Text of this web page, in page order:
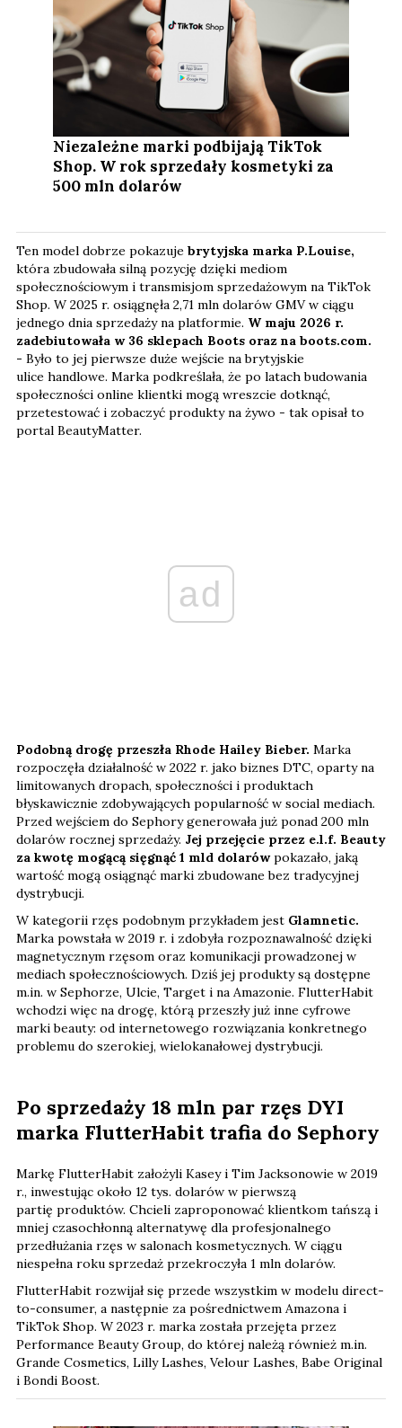
Niezależne marki podbijają TikTok
Shop. W rok sprzedały kosmetyki za
500 mln dolarów
Ten model dobrze pokazuje brytyjska marka P.Louise,
która zbudowała silną pozycję dzięki mediom
społecznościowym i transmisjom sprzedażowym na TikTok
Shop. W 2025 r. osiągnęła 2,71 mln dolarów GMV w ciągu
jednego dnia sprzedaży na platformie. W maju 2026 r.
zadebiutowała w 36 sklepach Boots oraz na boots.com.
- Było to jej pierwsze duże wejście na brytyjskie
ulice handlowe. Marka podkreślała, że po latach budowania
społeczności online klientki mogą wreszcie dotknąć,
przetestować i zobaczyć produkty na żywo - tak opisał to
portal BeautyMatter.
ad
Podobną drogę przeszła Rhode Hailey Bieber. Marka
rozpoczęła działalność w 2022 r. jako biznes DTC, oparty na
limitowanych dropach, społeczności i produktach
błyskawicznie zdobywających popularność w social mediach.
Przed wejściem do Sephory generowała już ponad 200 mln
dolarów rocznej sprzedaży. Jej przejęcie przez e.l.f. Beauty
za kwotę mogącą sięgnąć 1 mld dolarówpokazało, jaką
wartość mogą osiągnąć marki zbudowane bez tradycyjnej
dystrybucji.
W kategorii rzęs podobnym przykładem jest Glamnetic.
Marka powstała w 2019 r. i zdobyła rozpoznawalność dzięki
magnetycznym rzęsom oraz komunikacji prowadzonej w
mediach społecznościowych. Dziś jej produkty są dostępne
m.in. w Sephorze, Ulcie, Target i na Amazonie. FlutterHabit
wchodzi więc na drogę, którą przeszły już inne cyfrowe
marki beauty: od internetowego rozwiązania konkretnego
problemu do szerokiej, wielokanałowej dystrybucji.
Po sprzedaży 18 mln par rzęs DYI
marka FlutterHabit trafia do Sephory
Markę FlutterHabit założyli Kasey i Tim Jacksonowie w 2019
r., inwestując około 12 tys. dolarów w pierwszą
partię produktów. Chcieli zaproponować klientkom tańszą i
mniej czasochłonną alternatywę dla profesjonalnego
przedłużania rzęs w salonach kosmetycznych. W ciągu
niespełna roku sprzedaż przekroczyła 1 mln dolarów.
FlutterHabit rozwijał się przede wszystkim w modelu direct-
to-consumer, a następnie za pośrednictwem Amazona i
TikTok Shop. W 2023 r. marka została przejęta przez
Performance Beauty Group, do której należą również m.in.
Grande Cosmetics, Lilly Lashes, Velour Lashes, Babe Original
i Bondi Boost.